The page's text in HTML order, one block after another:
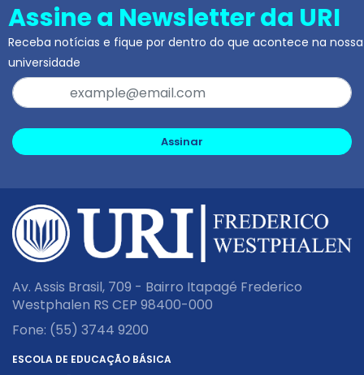
Assine a Newsletter da URI
Receba notícias e fique por dentro do que acontece na nossa
universidade
Assinar
Av. Assis Brasil, 709 - Bairro Itapagé Frederico
Westphalen RS CEP 98400-000
Fone: (55) 3744 9200
ESCOLA DE EDUCAÇÃO BÁSICA